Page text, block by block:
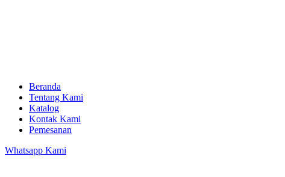
Beranda
Tentang Kami
Katalog
Kontak Kami
Pemesanan
Whatsapp Kami